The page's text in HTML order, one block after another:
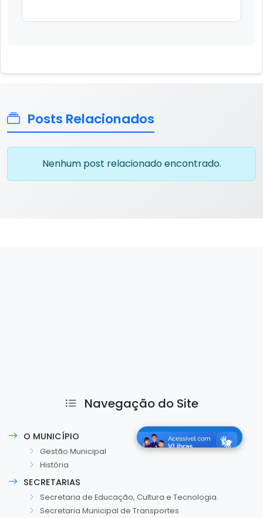
Posts Relacionados
Nenhum post relacionado encontrado.
Navegação do Site
O MUNICÍPIO
Gestão Municipal
História
SECRETARIAS
Secretaria de Educação, Cultura e Tecnologia.
Secretaria Municipal de Transportes